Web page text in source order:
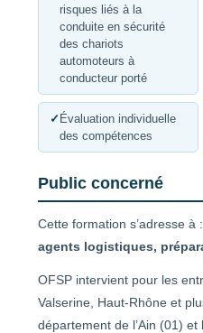
risques liés à la
conduite en sécurité
des chariots
automoteurs à
conducteur porté
✓ Évaluation individuelle
des compétences
Public concerné
Cette formation s’adresse à :
agents logistiques,
OFSP intervient pour les
Valserine, Haut-Rhône et
département de l’Ain (01)